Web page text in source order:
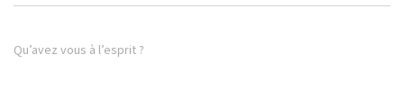
Qu’avez vous à l’esprit ?